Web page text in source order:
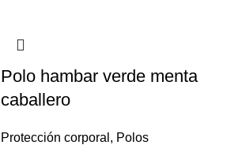
Polo hambar verde menta
caballero
Protección corporal , Polos